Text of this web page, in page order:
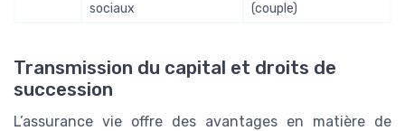
sociaux
(couple)
Transmission du capital et droits de
succession
L’assurance vie offre des avantages en matière de